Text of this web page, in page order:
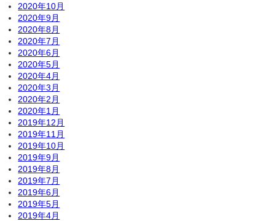
2020年10月
2020年9月
2020年8月
2020年7月
2020年6月
2020年5月
2020年4月
2020年3月
2020年2月
2020年1月
2019年12月
2019年11月
2019年10月
2019年9月
2019年8月
2019年7月
2019年6月
2019年5月
2019年4月